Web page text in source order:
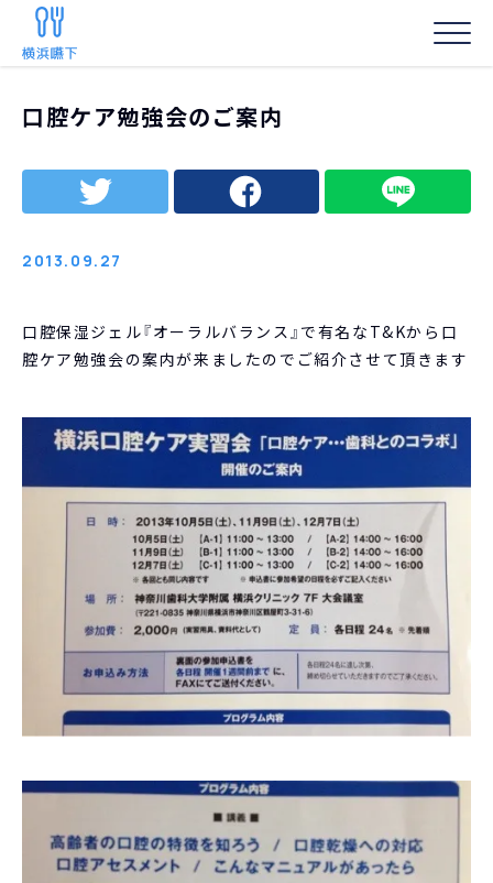
事務局からの
HOME
口腔ケア勉強会のご案内
2013.09.27
口腔保湿ジェル『オーラルバランス』で有名なT&Kから口
腔ケア勉強会の案内が来ましたのでご紹介させて頂きます